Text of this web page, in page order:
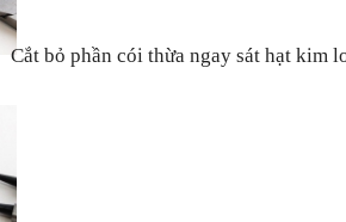
Cắt bỏ phần cói thừa ngay sát hạt kim